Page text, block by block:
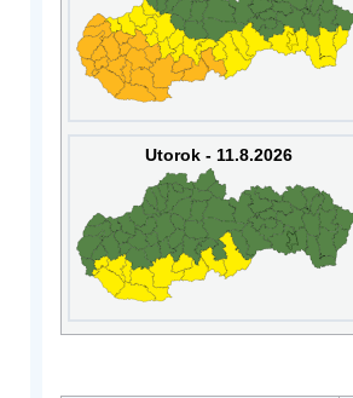
Utorok - 11.8.2026